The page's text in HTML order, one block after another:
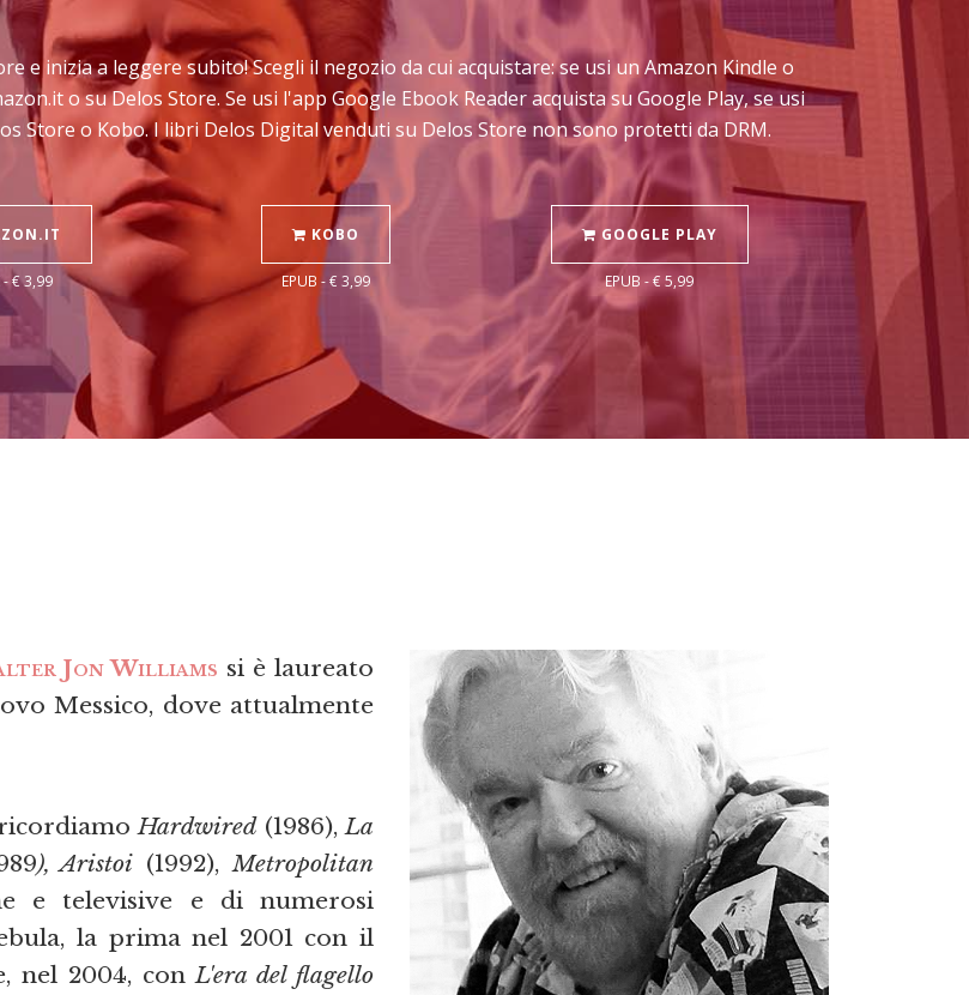
e inizia a leggere subito! Scegli il negozio da cui acquistare: se usi un Amazon Kindle o
o su Delos Store. Se usi l'app Google Ebook Reader acquista su Google Play, se usi
Store o Kobo. I libri Delos Digital venduti su Delos Store non sono protetti da DRM.
- € 3,99
KOBO
EPUB - € 3,99
GOOGLE PLAY
EPUB - € 5,99
Jon Williams si è laureato
Messico, dove attualmente
Hardwired(1986), La
), Aristoi (1992), Metropolitan
e televisive e di numerosi
la prima nel 2001 con il
nel 2004, con L'era del flagello